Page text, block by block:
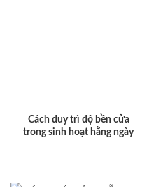
Cách duy trì độ bền cửa
trong sinh hoạt hằng ngày